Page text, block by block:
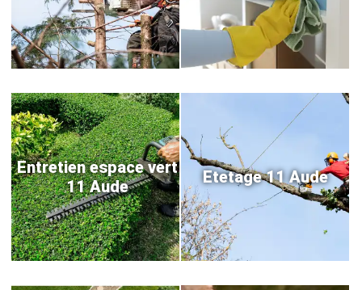
Entretien espace vert
11 Aude
Etetage 11 Aude